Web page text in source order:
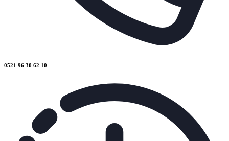
0521 96 30 62 10